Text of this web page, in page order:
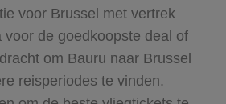
voor Brussel met vertrek
voor de goedkoopste deal of
om Bauru naar Brussel
reisperiodes te vinden.